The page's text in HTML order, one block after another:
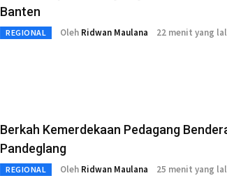
Banten
REGIONAL Oleh Ridwan Maulana 22 menit yang
Berkah Kemerdekaan Pedagang
Pandeglang
REGIONAL Oleh Ridwan Maulana 25 menit yang